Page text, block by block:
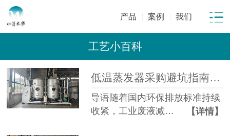
产品 案例 我们
工艺小百科
低温蒸发器采购避坑指南：工业废水蒸发设备选型10大坑
导语随着国内环保排放标准持续
收紧，工业废液减…
【详情】